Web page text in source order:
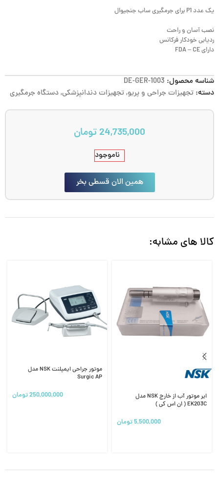
یک عدد P1 برای جرمگیری ساب جنجیوال
نصب آسان و راحت
ردیابی خودکار فرکانس
دارای FDA – CE
شناسه محصول: DE-GER-1003
دسته: تجهیزات جراحی و پریو,تجهیزات دندانپزشکی,دستگاه جرمگیری
24,735,000تومان
ناموجود
همین الان قسطی بخر
کالا های مشابه:
ایر موتور آب از خارج NSK مدل
EK203C ( ان اس کی )
5,500,000تومان
موتور جراحی ایمپلنت NSK مدل
Surgic AP
250,000,000تومان